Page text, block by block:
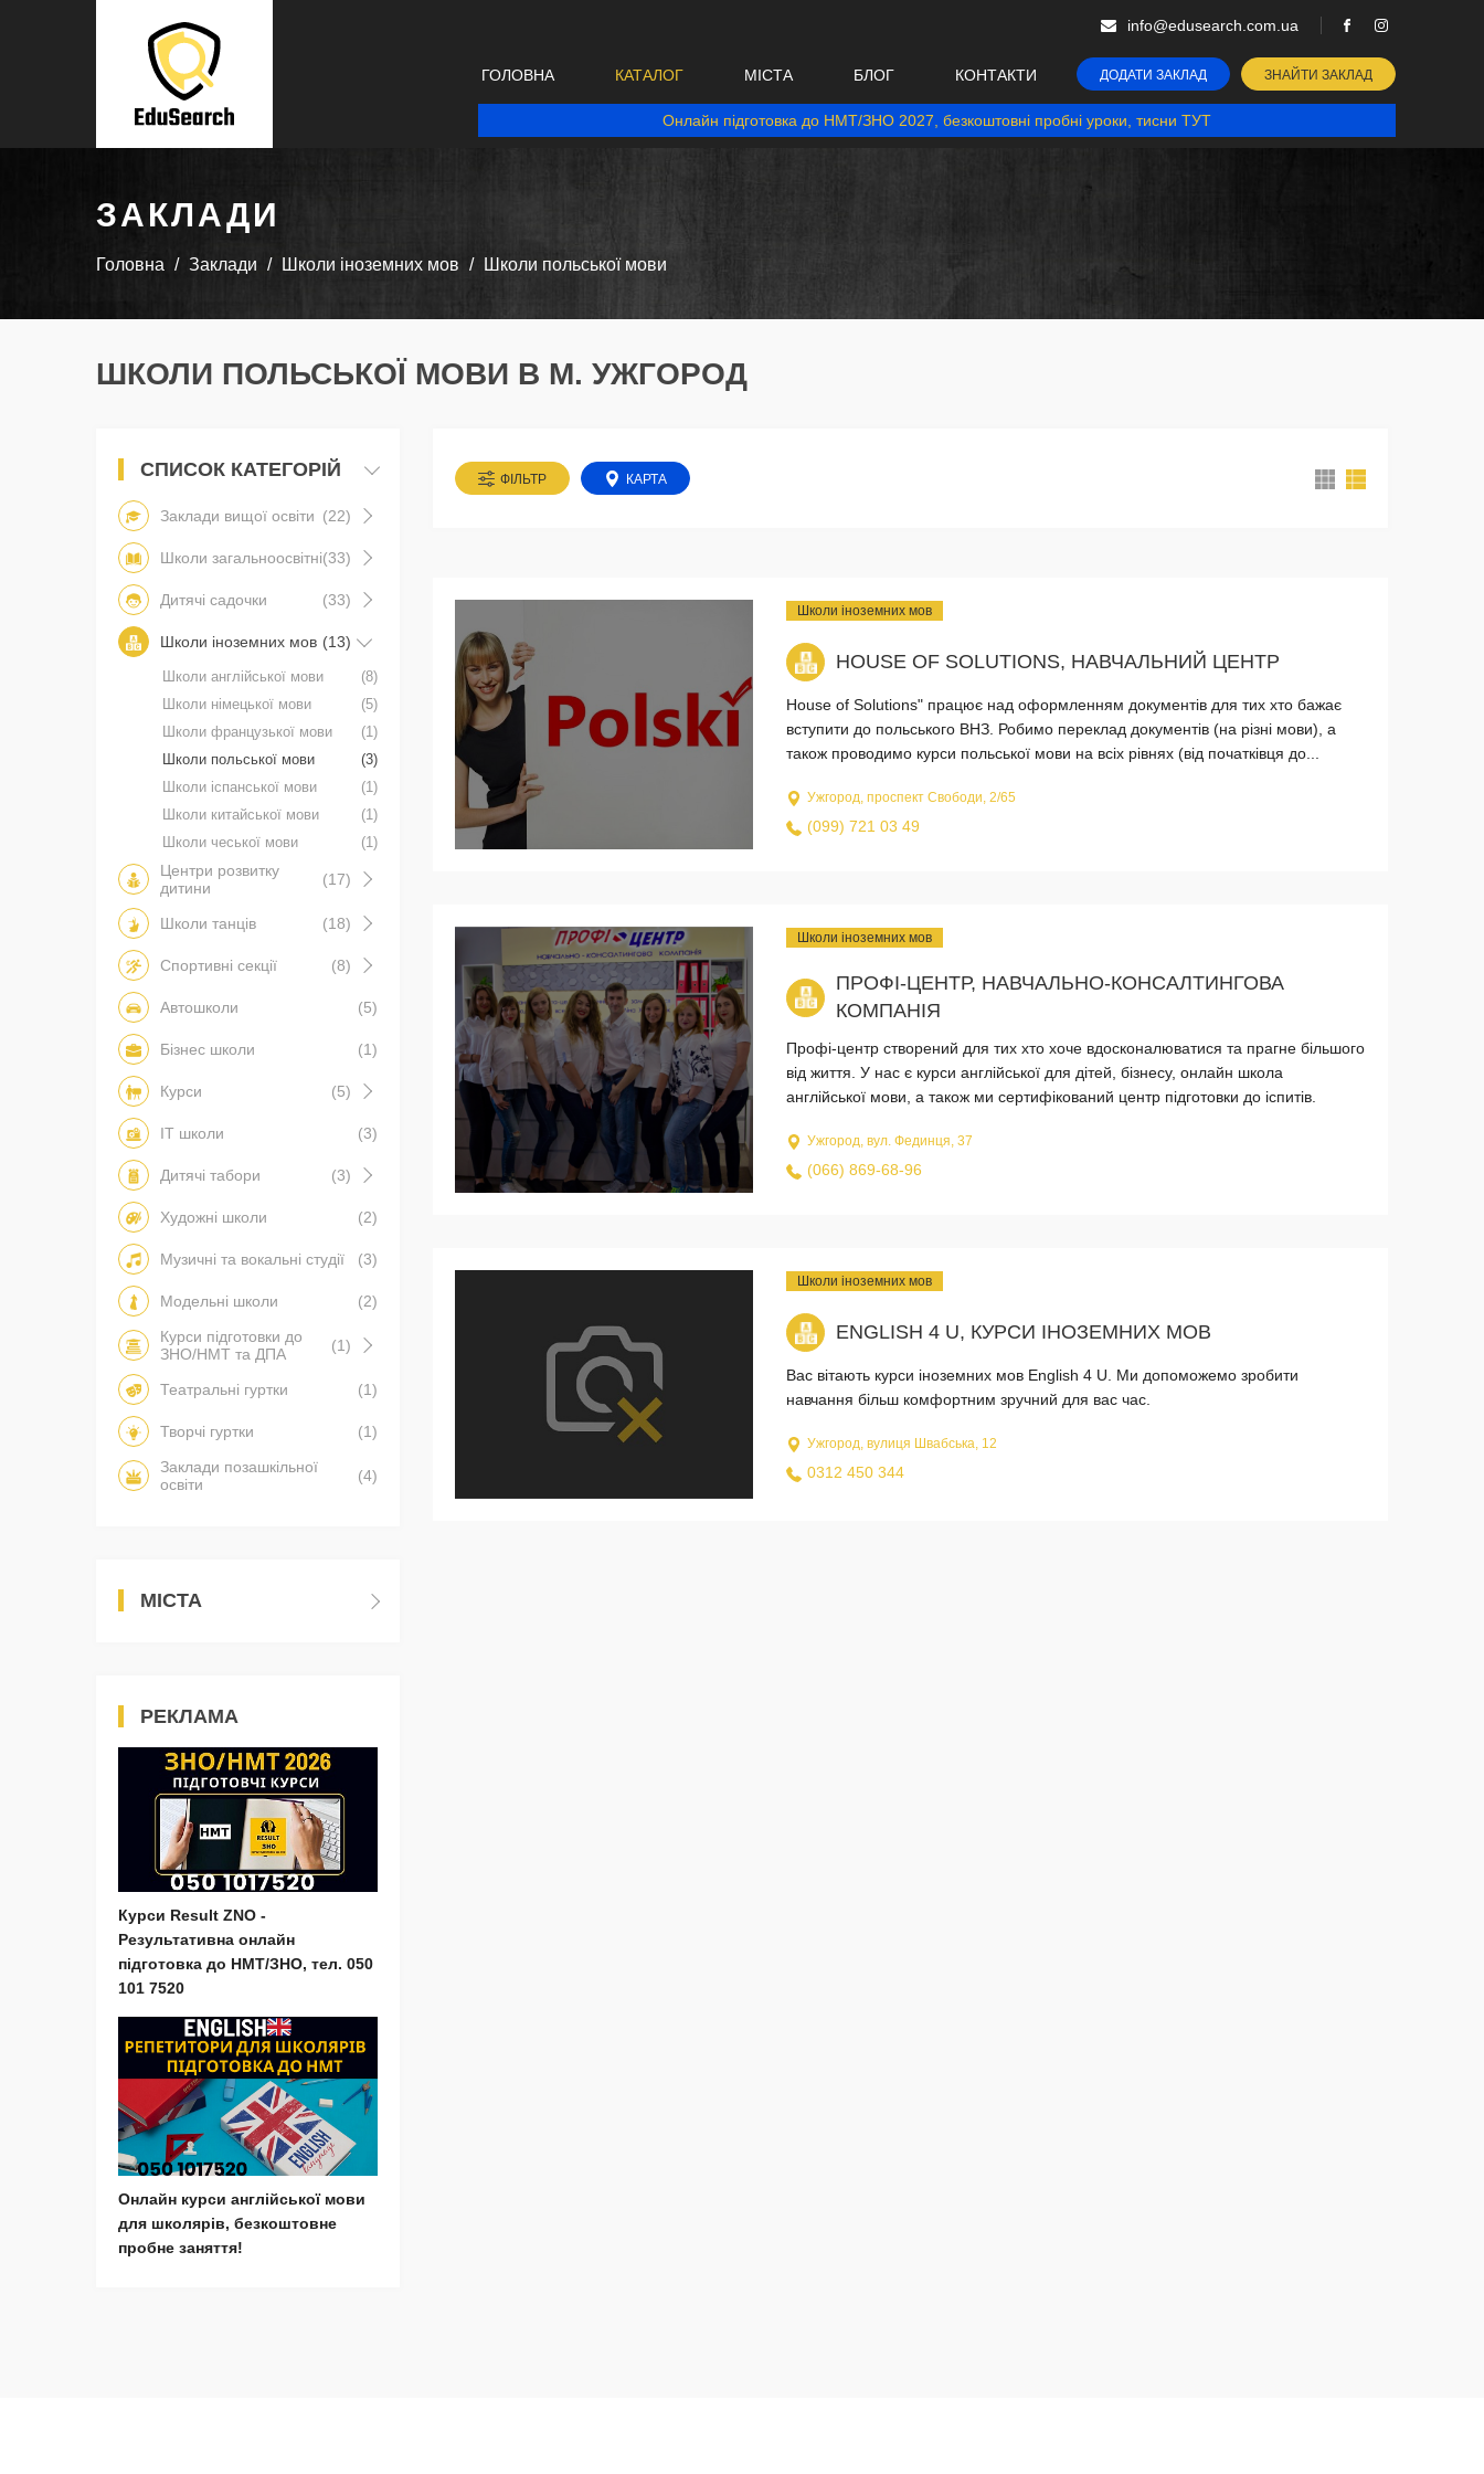
info@edusearch.com.ua
ГОЛОВНА КАТАЛОГ МІСТА БЛОГ КОНТАКТИ ДОДАТИ ЗАКЛАД ЗНАЙТИ ЗАКЛАД
Онлайн підготовка до НМТ/ЗНО 2027, безкоштовні пробні уроки, тисни ТУТ
ЗАКЛАДИ
Головна Заклади Школи іноземних мов Школи польської мови
ШКОЛИ ПОЛЬСЬКОЇ МОВИ В М. УЖГОРОД
ФІЛЬТР КАРТА
Школи іноземних мов
HOUSE OF SOLUTIONS, НАВЧАЛЬНИЙ ЦЕНТР
House of Solutions" працює над оформленням документів для тих хто бажає
вступити до польського ВНЗ. Робимо переклад документів (на різні мови), а
також проводимо курси польської мови на всіх рівнях (від початківця до...
Ужгород, проспект Свободи, 2/65
(099) 721 03 49
Школи іноземних мов
ПРОФІ-ЦЕНТР, НАВЧАЛЬНО-КОНСАЛТИНГОВА
КОМПАНІЯ
Профі-центр створений для тих хто хоче вдосконалюватися та прагне більшого
від життя. У нас є курси англійської для дітей, бізнесу, онлайн школа
англійської мови, а також ми сертифікований центр підготовки до іспитів.
Ужгород, вул. Фединця, 37
(066) 869-68-96
Школи іноземних мов
ENGLISH 4 U, КУРСИ ІНОЗЕМНИХ МОВ
Вас вітають курси іноземних мов English 4 U. Ми допоможемо зробити
навчання більш комфортним зручний для вас час.
Ужгород, вулиця Швабська, 12
0312 450 344
СПИСОК КАТЕГОРІЙ
Заклади вищої освіти (22)
Школи загальноосвітні(33)
Дитячі садочки (33)
Школи іноземних мов (13)
Школи англійської мови
(8)
Школи німецької мови
(5)
Школи французької мови
(1)
Школи польської мови
(3)
Школи іспанської мови
(1)
Школи китайської мови
(1)
Школи чеської мови
(1)
Центри розвитку
дитини
(17)
Школи танців (18)
Спортивні секції (8)
Автошколи (5)
Бізнес школи (1)
Курси (5)
IT школи (3)
Дитячі табори (3)
Художні школи (2)
Музичні та вокальні студії (3)
Модельні школи
(2)
Курси підготовки до
ЗНО/НМТ та ДПА
(1)
Театральні гуртки (1)
Творчі гуртки
(1)
Заклади позашкільної
освіти
(4)
МІСТА
РЕКЛАМА
Курси Result ZNO -
Результативна онлайн
підготовка до НМТ/ЗНО, тел. 050
101 7520
Онлайн курси англійської мови
для школярів, безкоштовне
пробне заняття!